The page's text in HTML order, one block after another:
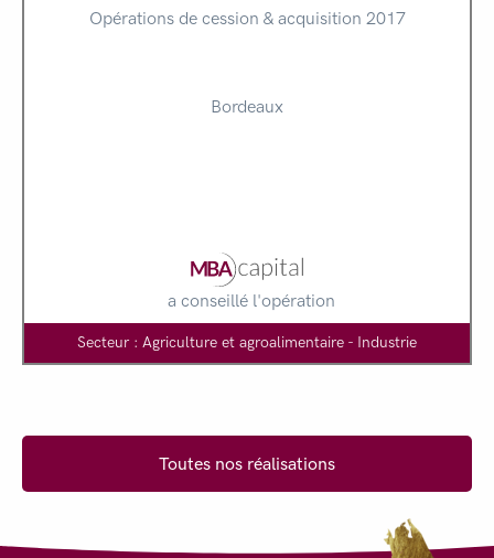
Opérations de cession & acquisition 2017
Bordeaux
a conseillé l'opération
Secteur : Agriculture et agroalimentaire - Industrie
Toutes nos réalisations